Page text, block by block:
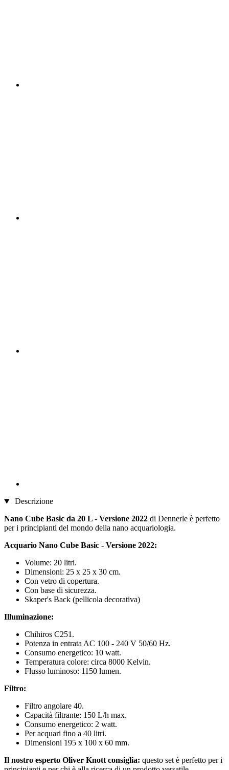
Descrizione
Nano Cube Basic da 20 L - Versione 2022 di Dennerle è perfetto
per i principianti del mondo della nano acquariologia.
Acquario Nano Cube Basic - Versione 2022:
Volume: 20 litri.
Dimensioni: 25 x 25 x 30 cm.
Con vetro di copertura.
Con base di sicurezza.
Skaper's Back (pellicola decorativa)
Illuminazione:
Chihiros C251.
Potenza in entrata AC 100 - 240 V 50/60 Hz.
Consumo energetico: 10 watt.
Temperatura colore: circa 8000 Kelvin.
Flusso luminoso: 1150 lumen.
Filtro:
Filtro angolare 40.
Capacità filtrante: 150 L/h max.
Consumo energetico: 2 watt.
Per acquari fino a 40 litri.
Dimensioni 195 x 100 x 60 mm.
Il nostro esperto Oliver Knott consiglia: questo set è perfetto per i